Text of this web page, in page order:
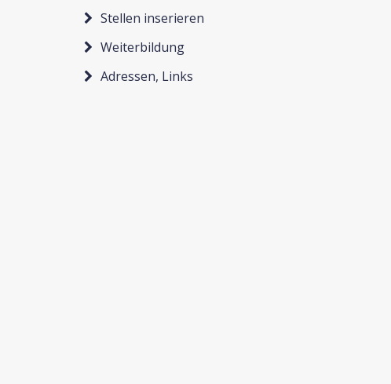
Stellen inserieren
Weiterbildung
Adressen, Links